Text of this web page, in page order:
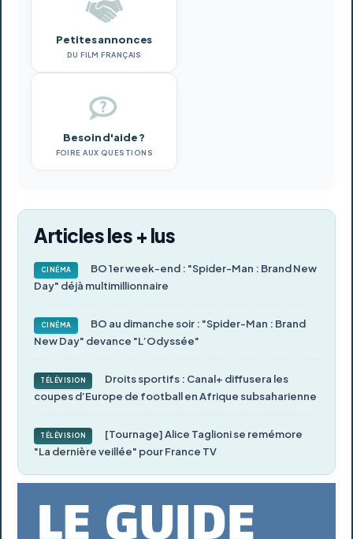
Petites annonces
DU FILM FRANÇAIS
Besoin d'aide ?
FOIRE AUX QUESTIONS
Articles les + lus
CINÉMA
BO 1er week-end : "Spider-Man : Brand New
Day" déjà multimillionnaire
CINÉMA
BO au dimanche soir : "Spider-Man : Brand
New Day" devance "L’Odyssée"
TÉLÉVISION
Droits sportifs : Canal+ diffusera les
coupes d’Europe de football en Afrique subsaharienne
TÉLÉVISION
[Tournage] Alice Taglioni se remémore
"La dernière veillée" pour France TV